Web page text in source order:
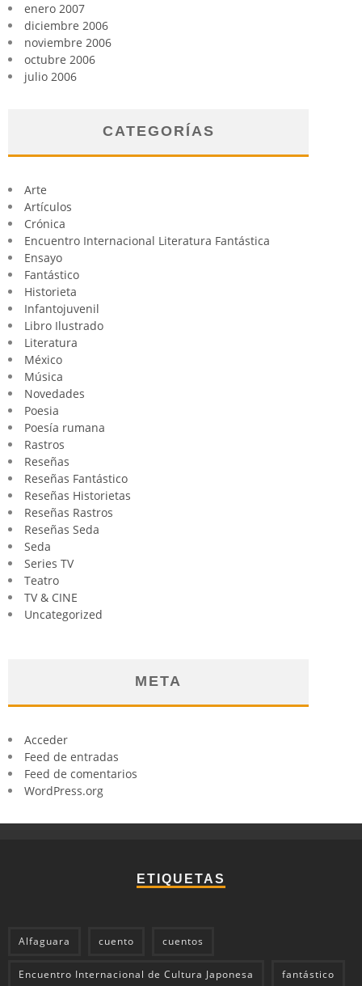
enero 2007
diciembre 2006
noviembre 2006
octubre 2006
julio 2006
CATEGORÍAS
Arte
Artículos
Crónica
Encuentro Internacional Literatura Fantástica
Ensayo
Fantástico
Historieta
Infantojuvenil
Libro Ilustrado
Literatura
México
Música
Novedades
Poesia
Poesía rumana
Rastros
Reseñas
Reseñas Fantástico
Reseñas Historietas
Reseñas Rastros
Reseñas Seda
Seda
Series TV
Teatro
TV & CINE
Uncategorized
META
Acceder
Feed de entradas
Feed de comentarios
WordPress.org
ETIQUETAS
Alfaguara cuento cuentos
Encuentro Internacional de Cultura Japonesa fantástico